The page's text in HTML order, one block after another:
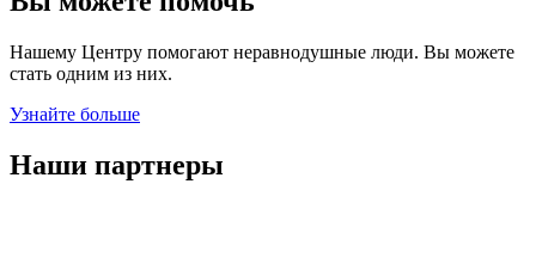
Нашему Центру помогают неравнодушные люди. Вы можете
стать одним из них.
Узнайте больше
Наши партнеры